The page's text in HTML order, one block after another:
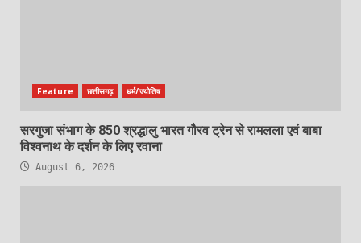
Feature छत्तीसगढ़ धर्म/ज्योतिष
सरगुजा संभाग के 850 श्रद्धालु भारत गौरव ट्रेन से रामलला एवं बाबा
विश्वनाथ के दर्शन के लिए रवाना
August 6, 2026